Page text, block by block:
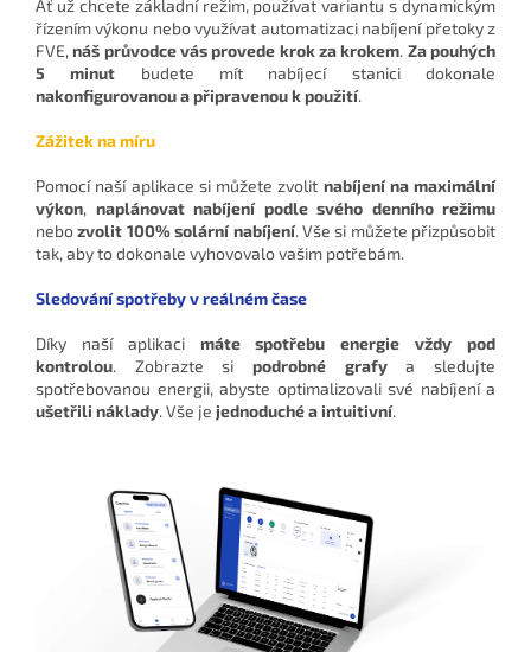
Ať už chcete základní režim, používat variantu s dynamickým
řízením výkonu nebo využívat automatizaci nabíjení přetoky z
FVE,náš průvodce vás provede krok za krokem. Za pouhých
5 minut budete mít nabíjecí stanici dokonale
nakonfigurovanou a připravenou k použití.
Zážitek na míru
Pomocí naší aplikace si můžete zvolit nabíjení na maximální
výkon, naplánovat nabíjení podle svého denního režimu
nebozvolit 100% solární nabíjení. Vše si můžete přizpůsobit
tak, aby to dokonale vyhovovalo vašim potřebám.
Sledování spotřeby v reálném čase
Díky naší aplikaci máte spotřebu energie vždy pod
kontrolou. Zobrazte si podrobné grafya sledujte
spotřebovanou energii, abyste optimalizovali své nabíjení a
ušetřili náklady. Vše je jednoduché a intuitivní.